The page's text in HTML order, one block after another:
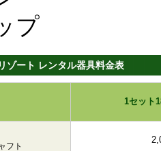
プ
ゾート レンタル器具料金表
1セット
フト